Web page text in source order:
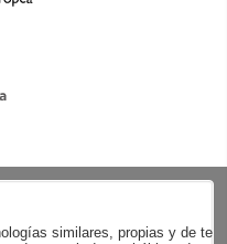
similares, propias y de